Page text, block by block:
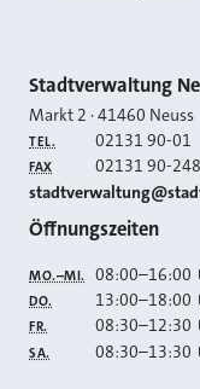
Kontakt
Stadtverwaltung
Markt 2 ·41460 Neuss
TEL. 02131 90-01
FAX 02131 90-
E-MAIL
Öffnungszeiten
MO.–MI. 08:00–16:00
DO. 13:00–18:00
FR. 08:30–12:30
SA. 08:30–13:30